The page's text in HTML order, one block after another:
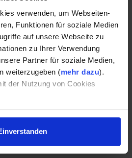
verwenden, um Webseiten-
Funktionen für soziale Medien
auf unsere Webseite zu
zu Ihrer Verwendung
Partner für soziale Medien,
weiterzugeben (mehr dazu).
der Nutzung von Cookies
ist jedoch erst ab
einer konkreten
Bei Bekanntwerden
Rechtsverletzungen werden
entfernen.
Links zu externen Websites
wir für diese fremden
übernehmen. Für die